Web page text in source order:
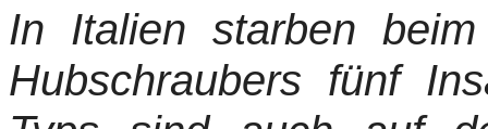
In Italien starben
Hubschraubers fünf